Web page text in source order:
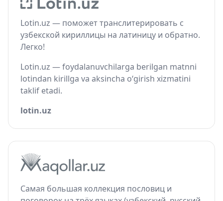
Lotin.uz — поможет транслитерировать с
узбекской кириллицы на латиницу и обратно.
Легко!
Lotin.uz — foydalanuvchilarga berilgan matnni
lotindan kirillga va aksincha o‘girish xizmatini
taklif etadi.
lotin.uz
Самая большая коллекция пословиц и